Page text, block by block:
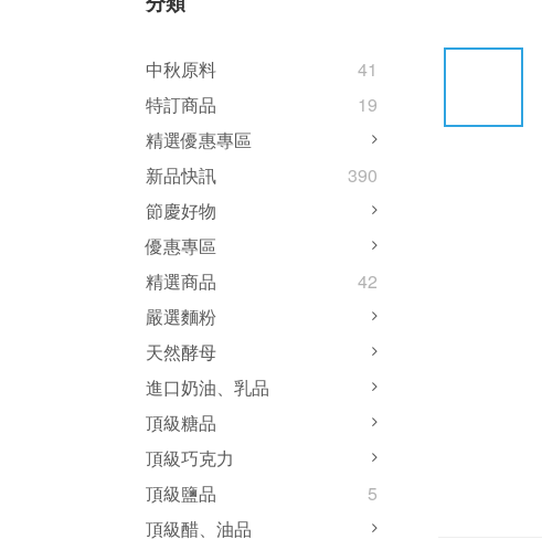
中秋原料
41
特訂商品
19
精選優惠專區
新品快訊
390
節慶好物
優惠專區
精選商品
42
嚴選麵粉
天然酵母
進口奶油、乳品
頂級糖品
頂級巧克力
頂級鹽品
5
頂級醋、油品